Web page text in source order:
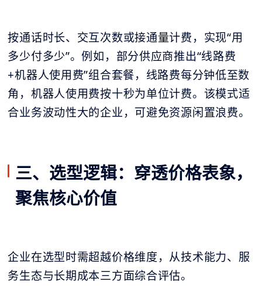
按通话时长、交互次数或接通量计费，实现“用
多少付多少”。例如，部分供应商推出“线路费
+机器人使用费”组合套餐，线路费每分钟低至数
角，机器人使用费按十秒为单位计费。该模式适
合业务波动性大的企业，可避免资源闲置浪费。
三、选型逻辑：穿透价格表象，
聚焦核心价值
企业在选型时需超越价格维度，从技术能力、服
务生态与长期成本三方面综合评估。